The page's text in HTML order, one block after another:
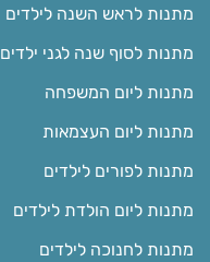
מתנות לראש השנה לילדים
מתנות לסוף שנה לגני ילדים
מתנות ליום המשפחה
מתנות ליום העצמאות
מתנות לפורים לילדים
מתנות ליום הולדת לילדים
מתנות לחנוכה לילדים